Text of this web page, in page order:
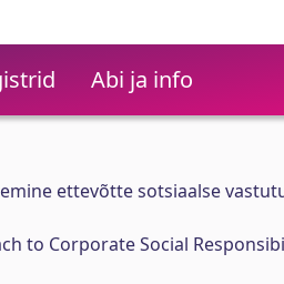
Abi ja info
ettevõtte sotsiaalse
to Corporate Social